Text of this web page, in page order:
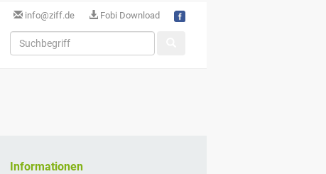
info@ziff.de Fobi Download
Informationen